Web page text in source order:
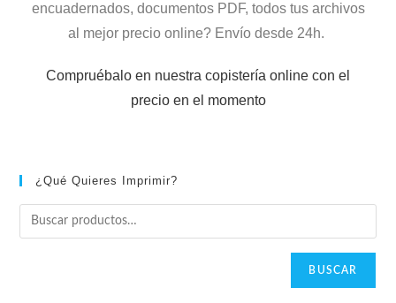
encuadernados, documentos PDF, todos tus archivos
al mejor precio online? Envío desde 24h.
Compruébalo en nuestra copistería online con el
precio en el momento
¿Qué Quieres Imprimir?
BUSCAR